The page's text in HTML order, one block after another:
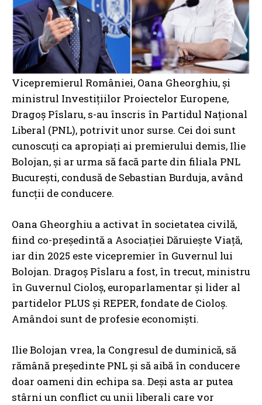
Vicepremierul României, Oana Gheorghiu, și
ministrul Investițiilor Proiectelor Europene,
Dragoș Pîslaru, s-au înscris în Partidul Național
Liberal (PNL), potrivit unor surse. Cei doi sunt
cunoscuți ca apropiați ai premierului demis, Ilie
Bolojan, și ar urma să facă parte din filiala PNL
București, condusă de Sebastian Burduja, având
funcții de conducere.
Oana Gheorghiu a activat în societatea civilă,
fiind co-președintă a Asociației Dăruiește Viață,
iar din 2025 este vicepremier în Guvernul lui
Bolojan. Dragoș Pîslaru a fost, în trecut, ministru
în Guvernul Cioloș, europarlamentar și lider al
partidelor PLUS și REPER, fondate de Cioloș.
Amândoi sunt de profesie economiști.
Ilie Bolojan vrea, la Congresul de duminică, să
rămână președinte PNL și să aibă în conducere
doar oameni din echipa sa. Deși asta ar putea
stârni un conflict cu unii liberali care vor